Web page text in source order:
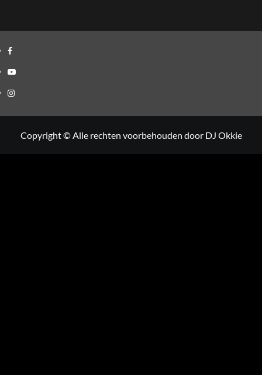
Facebook
Youtube
Instagram
Copyright © Alle rechten voorbehouden door DJ Okkie